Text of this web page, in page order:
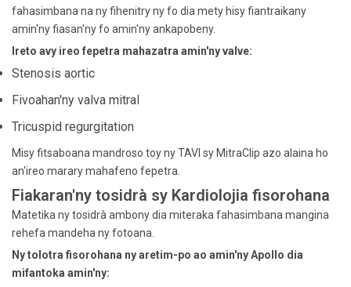
fahasimbana na ny fihenitry ny fo dia mety hisy fiantraikany
amin'ny fiasan'ny fo amin'ny ankapobeny.
Ireto avy ireo fepetra mahazatra amin'ny valve:
Stenosis aortic
Fivoahan'ny valva mitral
Tricuspid regurgitation
Misy fitsaboana mandroso toy ny TAVI sy MitraClip azo alaina ho
an'ireo marary mahafeno fepetra.
Fiakaran'ny tosidrà sy Kardiolojia fisorohana
Matetika ny tosidrà ambony dia miteraka fahasimbana mangina
rehefa mandeha ny fotoana.
Ny tolotra fisorohana ny aretim-po ao amin'ny Apollo dia
mifantoka amin'ny: